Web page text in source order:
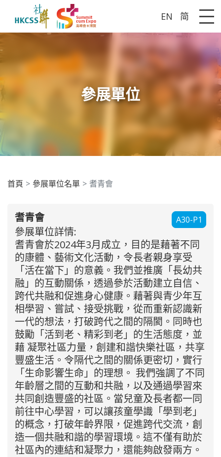
EN 简
參展單位
首頁 參展單位名單 耆青會
A30-P1
耆青會
參展單位詳情:
耆青會於2024年3月成立，目的是藉著不同
的康體、藝術文化活動，令長者親身享受
「活在當下」的意義。我們並推廣「長幼共
融」的互動關係，透過參於活動建立自信、
跨代共融和促進身心健康。藉著與青少年互
相學習、嘗試、接受挑戰，從而重新認識新
一代的想法，打破跨代之間的隔閡。同時也
鼓勵「活到老、精彩到老」的生活態度，並
藉 凝聚社區力量，創建和諧快樂社區，共享
豐盛生活。令隔代之間的關係更密切，實行
「生命影響生命」的理想。 我們強調了不同
年齡層之間的互動和共融，以及通過學習來
共同創造豐盛的社區。當兒童及長者都一同
前往中心學習，可以讓孩童學識「學到老」
的概念，打破年齡界限，促進跨代交流，創
造一個共融和諧的學習環境。這不僅有助於
社區內的連結和凝聚力，還能夠啟發兩方。